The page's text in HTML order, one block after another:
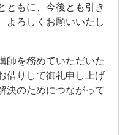
ともに、今後とも引き
よろしくお願いいたし
師を務めていただいた
借りして御礼申し上げ
決のためにつながって